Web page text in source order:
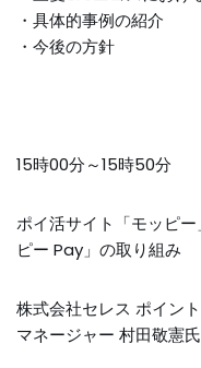
・具体的事例の紹介
・今後の方針
15時00分～15時50分
ポイ活サイト「モッピー
ピー Pay」の取り組み
株式会社セレス ポイン
マネージャー 村田敬憲氏